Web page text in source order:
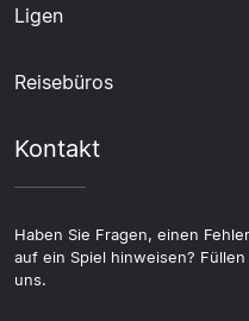
Ligen
Reisebüros
Kontakt
Haben Sie Fragen, einen
auf ein Spiel hinweisen?
uns.